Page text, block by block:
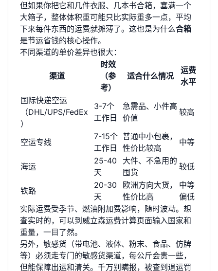
但如果你把它和几件衣服、几本书合箱，塞满一个
大箱子，整体体积重可能只比实际重多一点，平均
下来每件东西的运费就摊薄了。这也是为什么合箱
是节运省钱的核心操作。
不同渠道的单价差异也很大：
渠道
时效
（参
考）
适合什么情况
运费
水平
国际快递空运
（DHL/UPS/FedEx
）
3-7个
工作日
急需品、小件高
价值
较高
空运专线
7-15个
工作日
普通中小包裹，
性价比较高
中等
海运
25-40
天
大件、不急用的
囤货
较低
铁路
20-30
天
欧洲方向大货，
性价比高
中等
偏低
实际运费受季节、燃油附加费影响，随时波动。想
查实时的，可以到威立森运费计算页面输入国家和
重量，一目了然。
另外，敏感货（带电池、液体、粉末、食品、仿牌
等）必须走专门的敏感货渠道，每公斤会贵一些，
但能保障出运和清关。千万别瞒报，被查到退运罚